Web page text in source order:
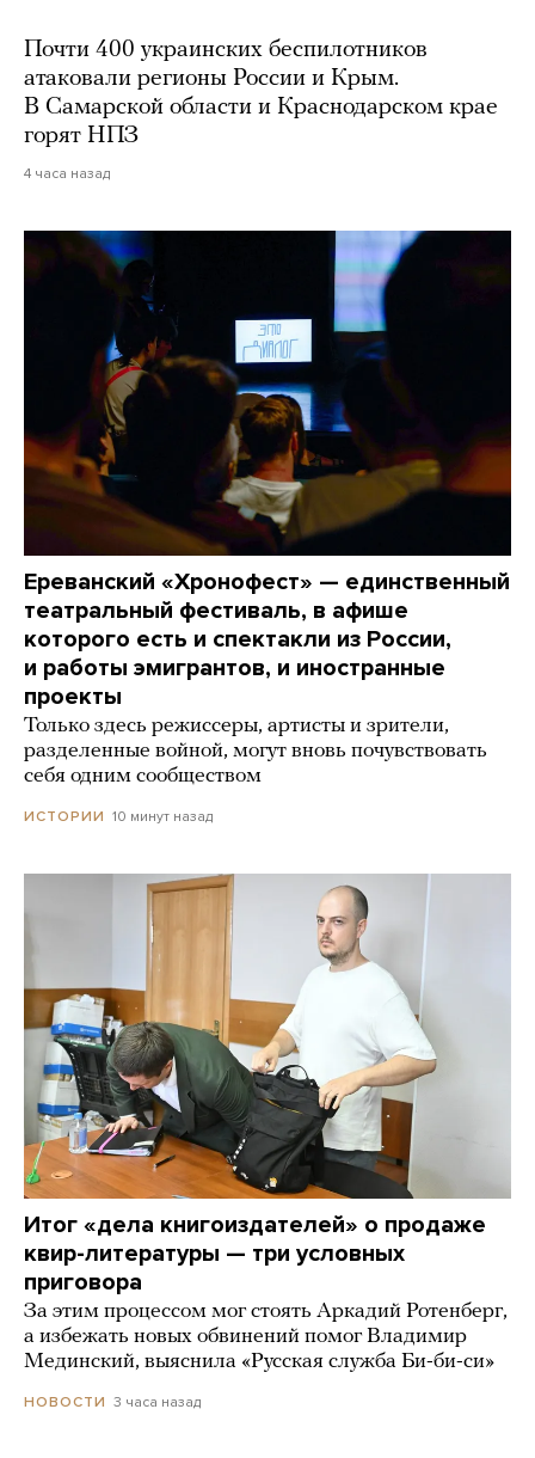
Почти 400 украинских беспилотников
атаковали регионы России и Крым.
В Самарской области и Краснодарском крае
горят НПЗ
4 часа назад
Ереванский «Хронофест» — единственный
театральный фестиваль, в афише
которого есть и спектакли из России,
и работы эмигрантов, и иностранные
проекты
Только здесь режиссеры, артисты и зрители,
разделенные войной, могут вновь почувствовать
себя одним сообществом
ИСТОРИИ 10 минут назад
Итог «дела книгоиздателей» о продаже
квир-литературы — три условных
приговора
За этим процессом мог стоять Аркадий Ротенберг,
а избежать новых обвинений помог Владимир
Мединский, выяснила «Русская служба Би-би-си»
НОВОСТИ 3 часа назад